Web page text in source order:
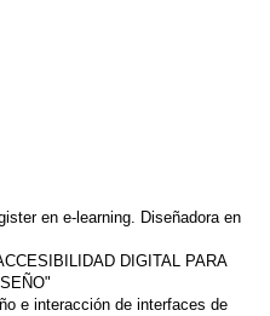
en e-learning. Diseñadora en
DIGITAL PARA
e interacción de interfaces de